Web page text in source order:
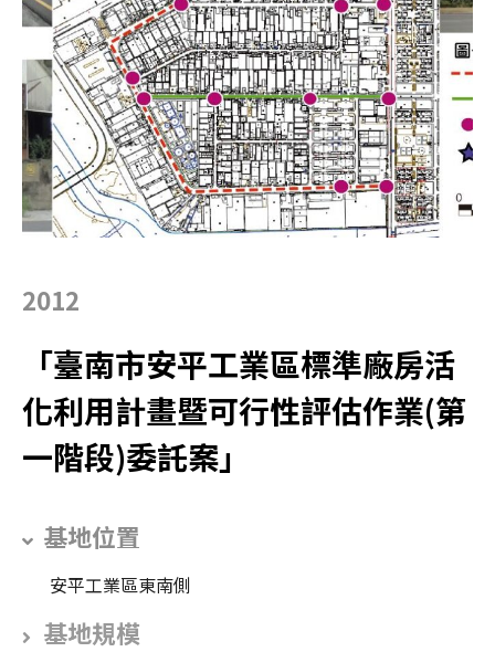
2012
「臺南市安平工業區標準廠房活
化利用計畫暨可行性評估作業(第
一階段)委託案」
基地位置
安平工業區東南側
基地規模